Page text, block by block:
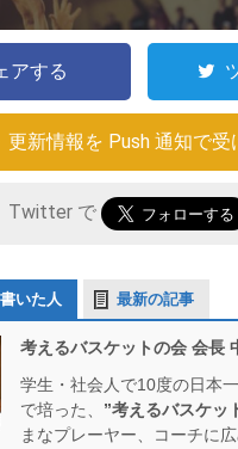
アする
更新情報を Push 通知で受
Twitter で
いた人 最新の記事
考えるバスケットの会 会長
学生・社会人で10度の日本
で培った、 ”考えるバスケッ
まなプレーヤー、コーチに